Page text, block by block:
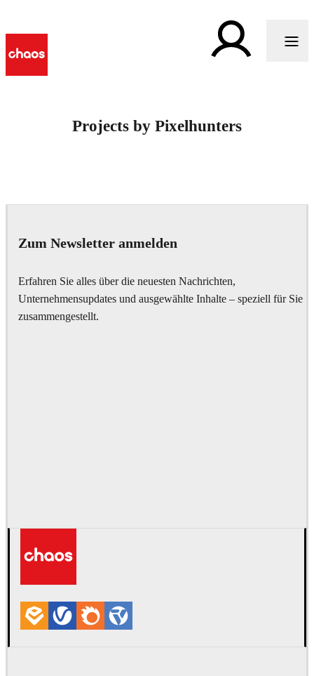
Projects by Pixelhunters
Zum Newsletter anmelden
Erfahren Sie alles über die neuesten Nachrichten,
Unternehmensupdates und ausgewählte Inhalte – speziell für Sie
zusammengestellt.